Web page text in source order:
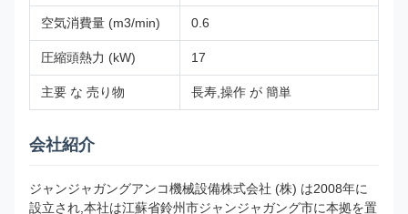
空気消費量 (m3/min) 0.6
圧縮頭熱力 (kW) 17
主要 な 売り物 長寿,操作 が 簡単
会社紹介
ジャンジャガングアンコ機械設備株式会社 (株) は2008年に
設立され,本社は江蘇省鈴州市ジャンジャガング市に本拠を置